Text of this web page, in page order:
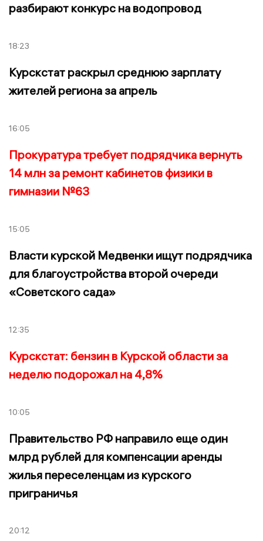
разбирают конкурс на водопровод
18:23
Курскстат раскрыл среднюю зарплату
жителей региона за апрель
16:05
Прокуратура требует подрядчика вернуть
14 млн за ремонт кабинетов физики в
гимназии №63
15:05
Власти курской Медвенки ищут подрядчика
для благоустройства второй очереди
«Советского сада»
12:35
Курскстат: бензин в Курской области за
неделю подорожал на 4,8%
10:05
Правительство РФ направило еще один
млрд рублей для компенсации аренды
жилья переселенцам из курского
приграничья
20:12